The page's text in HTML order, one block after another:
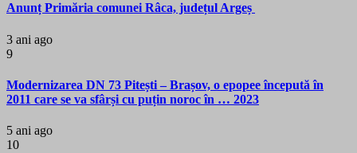
Anunț Primăria comunei Râca, județul Argeș
3 ani ago
9
Modernizarea DN 73 Pitești – Brașov, o epopee începută în
2011 care se va sfârși cu puțin noroc în … 2023
5 ani ago
10